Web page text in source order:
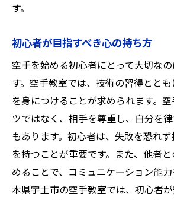
す。
初心者が目指すべき心の持ち方
空手を始める初心者にとって大切な
す。空手教室では、技術の習得とと
を身につけることが求められます。
ツではなく、相手を尊重し、自分を
もあります。初心者は、失敗を恐れ
を持つことが重要です。また、他者
めることで、コミュニケーション能
本県宇土市の空手教室では、初心者